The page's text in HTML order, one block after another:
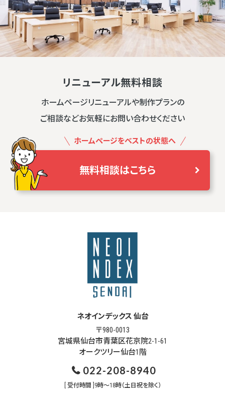
リニューアル無料相談
ホームページリニューアルや制作プランの
ご相談などお気軽にお問い合わせください
ホームページをベストの状態へ
無料相談はこちら
ネオインデックス 仙台
〒980-0013
宮城県仙台市青葉区花京院2-1-61
オークツリー仙台1階
022-208-8940
[ 受付時間 ]9時～18時（土日祝を除く）